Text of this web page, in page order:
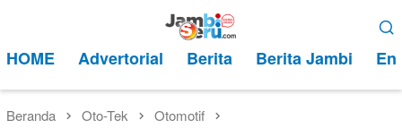
kontenMobile
HOME Advertorial Berita Berita Jambi
Beranda Oto-Tek Otomotif